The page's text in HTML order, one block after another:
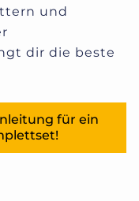
und
dir die beste
für ein